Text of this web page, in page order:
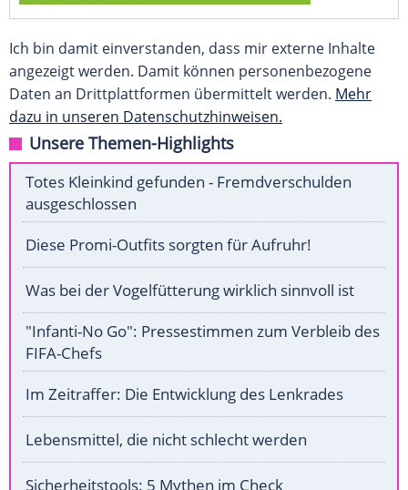
Ich bin damit einverstanden, dass mir externe Inhalte
angezeigt werden. Damit können personenbezogene
Daten an Drittplattformen übermittelt werden. Mehr
dazu in unseren Datenschutzhinweisen.
Unsere Themen-Highlights
Totes Kleinkind gefunden - Fremdverschulden
ausgeschlossen
Diese Promi-Outfits sorgten für Aufruhr!
Was bei der Vogelfütterung wirklich sinnvoll ist
"Infanti-No Go": Pressestimmen zum Verbleib des
FIFA-Chefs
Im Zeitraffer: Die Entwicklung des Lenkrades
Lebensmittel, die nicht schlecht werden
Sicherheitstools: 5 Mythen im Check